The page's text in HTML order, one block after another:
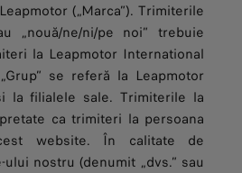
(„Marca”). Trimiterile
„nouă/ne/ni/pe noi” trebuie
la Leapmotor International
se referă la Leapmotor
la filialele sale. Trimiterile la
ca trimiteri la persoana
website. În calitate de
nostru (denumit „dvs.” sau